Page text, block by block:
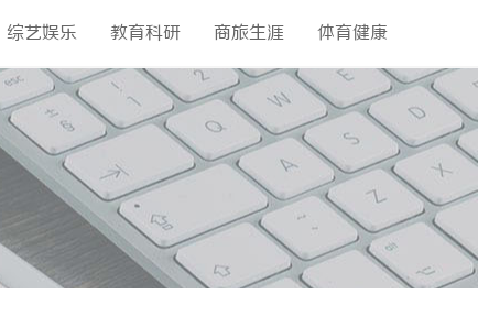
综艺娱乐 教育科研 商旅生涯 体育健康